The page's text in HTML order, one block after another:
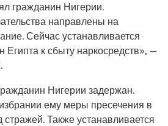
гражданин Нигерии.
направлены на
Сейчас устанавливается
Египта к сбыту наркосредств», —
Нигерии задержан.
ему меры пресечения в
Также устанавливается